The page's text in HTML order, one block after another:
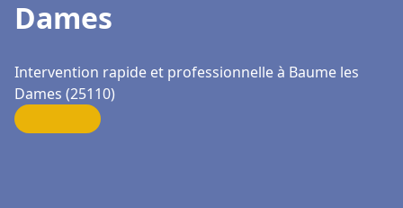
Dames
Intervention rapide et professionnelle à Baume les
Dames (25110)